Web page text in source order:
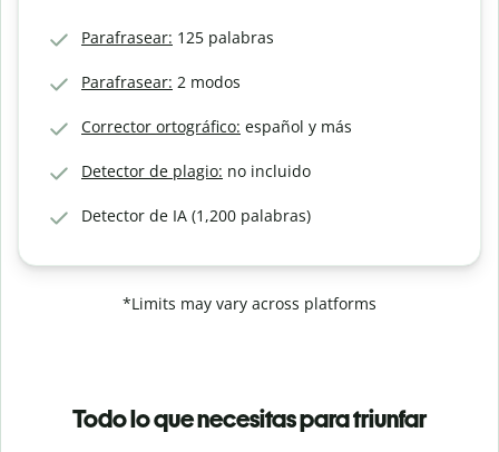
Parafrasear: 125 palabras
Parafrasear: 2 modos
Corrector ortográfico: español y más
Detector de plagio: no incluido
Detector de IA (1,200 palabras)
*Limits may vary across platforms
Todo lo que necesitas para triunfar